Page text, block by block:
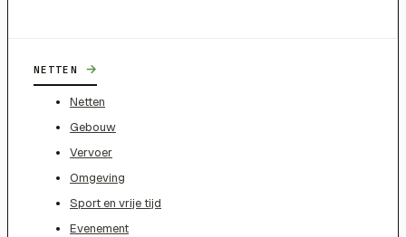
NETTEN →
Netten
Gebouw
Vervoer
Omgeving
Sport en vrije tijd
Evenement